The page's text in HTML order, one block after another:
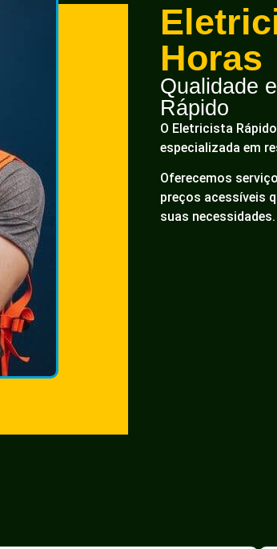
Horas
Qualidade
Rápido
O Eletricista
especializada em
Oferecemos
preços acessíveis
suas necessidades.